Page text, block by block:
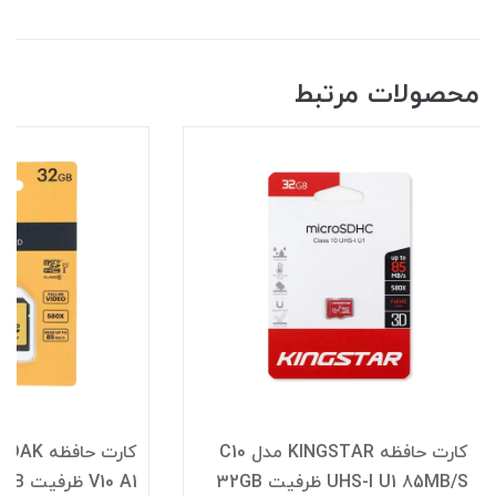
محصولات مرتبط
کارت حافظه KINGSTAR مدل C10
UHS-I U1 85MB/S ظرفیت 32GB
V10 A1 ظرفیت 32GB